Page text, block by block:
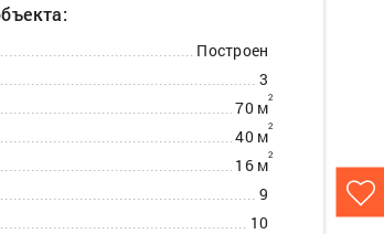
Построен
3
70 м2
40 м2
16 м2
9
10